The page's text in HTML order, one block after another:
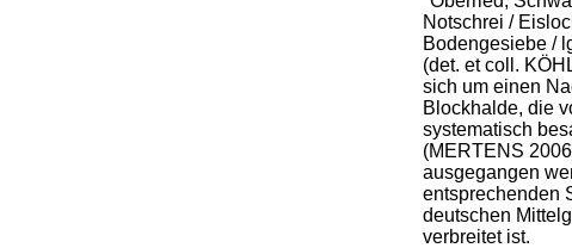
Notschrei /
Bodengesiebe /
(det. et coll.
sich um einen
Blockhalde, die
systematisch
(MERTENS
ausgegangen
entsprechenden
deutschen
verbreitet ist.